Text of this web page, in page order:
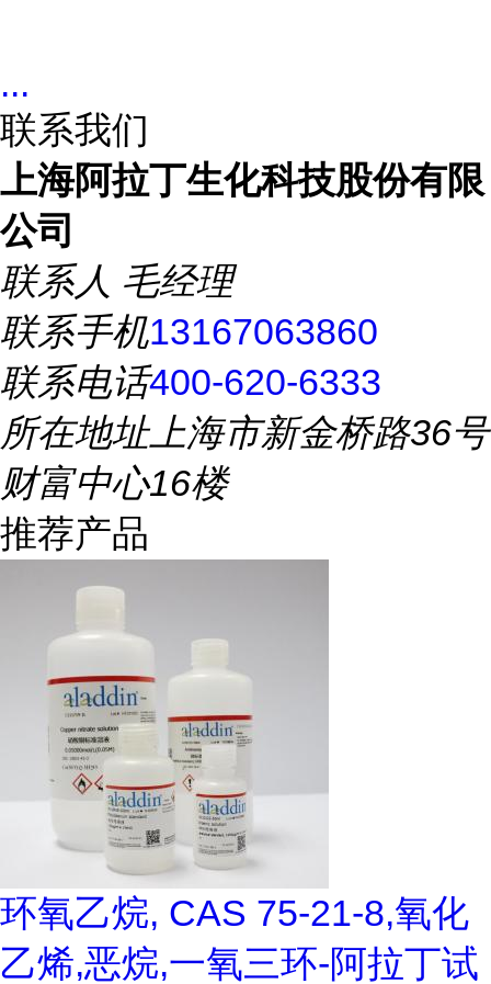
...
联系我们
上海阿拉丁生化科技股份有限
公司
联系人 毛经理
联系手机13167063860
联系电话400-620-6333
所在地址上海市新金桥路36号
财富中心16楼
推荐产品
环氧乙烷, CAS 75-21-8,氧化
乙烯,恶烷,一氧三环-阿拉丁试